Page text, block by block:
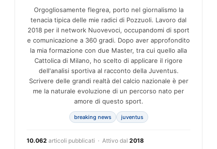
Orgogliosamente flegrea, porto nel giornalismo la
tenacia tipica delle mie radici di Pozzuoli. Lavoro dal
2018 per il network Nuovevoci, occupandomi di sport
e comunicazione a 360 gradi. Dopo aver approfondito
la mia formazione con due Master, tra cui quello alla
Cattolica di Milano, ho scelto di applicare il rigore
dell'analisi sportiva al racconto della Juventus.
Scrivere delle grandi realtà del calcio nazionale è per
me la naturale evoluzione di un percorso nato per
amore di questo sport.
breaking news juventus
10.062 articoli pubblicati · Attivo dal 2018